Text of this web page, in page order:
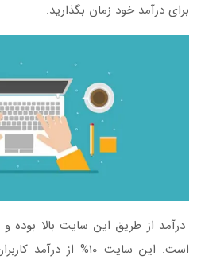
برای درآمد خود زمان بگذارید.
درآمد از طریق این سایت بالا بوده
است. این سایت ۱۰% از